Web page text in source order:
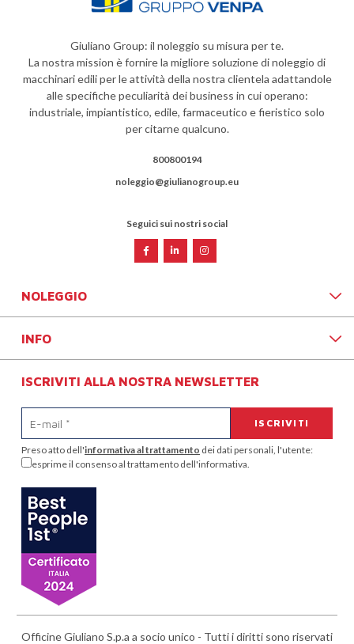
Giuliano Group: il noleggio su misura per te.
La nostra mission è fornire la migliore soluzione di noleggio di
macchinari edili per le attività della nostra clientela adattandole
alle specifiche peculiarità dei business in cui operano:
industriale, impiantistico, edile, farmaceutico e fieristico solo
per citarne qualcuno.
800800194
noleggio@giulianogroup.eu
Seguici sui nostri social
NOLEGGIO
INFO
ISCRIVITI ALLA NOSTRA NEWSLETTER
Preso atto dell'informativa al trattamento dei dati personali, l'utente:
esprime il consenso al trattamento dell'informativa.
Officine Giuliano S.p.a a socio unico - Tutti i diritti sono riservati